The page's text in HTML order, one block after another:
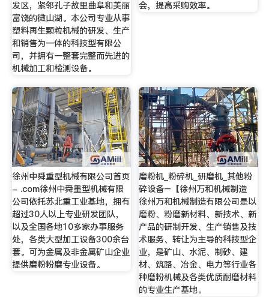
发区，紧邻孔子故里曲阜和美丽
富饶的微山湖。本公司专业从事
塑料再生颗粒机械的研发、生产
和销售为一体的科技型有限公
司，并拥有一整套完整而先进的
机械加工和检测设备。
会，提高采购效率。
徐州中舜重型机械有限公司首页
- .com徐州中舜重型机械有限
公司依托苏北重工业基地，拥有
超过30人以上专业研发团队，
以及全国各地10多家办事服务
处，各类大型加工设备300余台
套。可为金属及非金属矿山企业
提供磨粉粉磨专业设备。
磨粉机_粉碎机_研磨机_其他粉
碎设备–【徐州万和机械制造
徐州万和机械制造有限公司是以
磨粉、粉磨新材料、新技术、新
产品的研制开发、生产销售及技
术服务、转让为主导的科技型企
业，是矿山、水泥、制砂、建
材、筑路、冶金、电力等行业各
种磨粉机械及各类优质耐磨材料
的专业生产基地。